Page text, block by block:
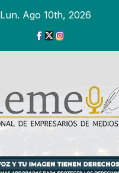
Lun. Ago 10th, 2026